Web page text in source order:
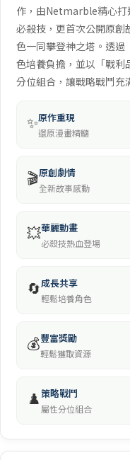
作，由Netmarble精心打
必殺技，更首次公開原創
色一同攀登神之塔。透過
色培養負擔，並以「戰利
分位組合，讓戰略戰鬥充
✨原作重現
還原漫畫精髓
🎬原創劇情
全新故事感動
💥華麗動畫
必殺技熱血登場
🔄成長共享
輕鬆培養角色
💰豐富獎勵
輕鬆獲取資源
♟️策略戰鬥
屬性分位組合